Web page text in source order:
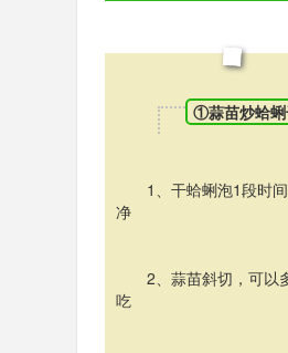
①蒜苗炒蛤
1、干蛤蜊泡1段时
净
2、蒜苗斜切，可以
吃